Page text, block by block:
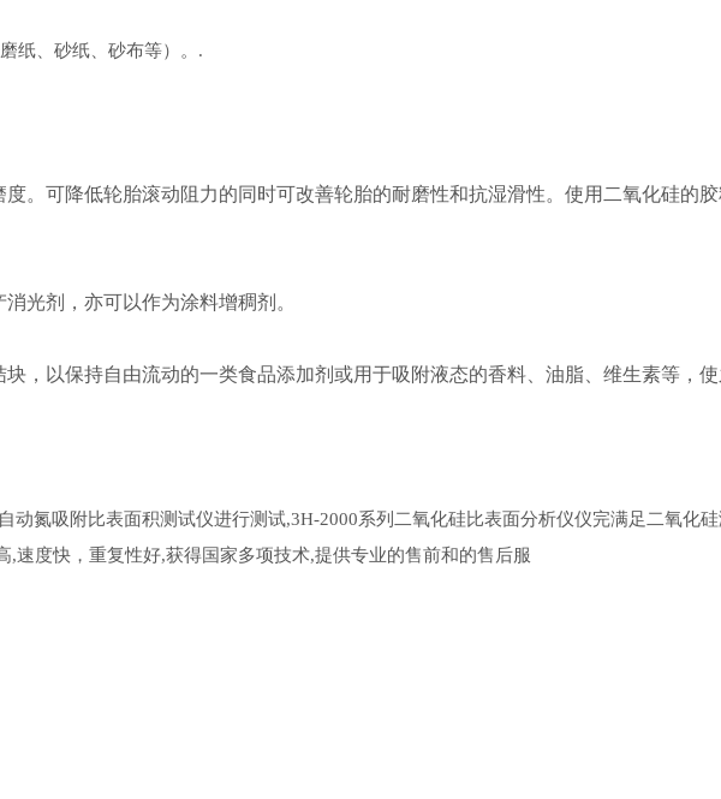
、砂纸、砂布等）。 .
可降低轮胎滚动阻力的同时可改善轮胎的耐磨性和抗湿滑性。使用二氧化硅的
剂，亦可以作为涂料增稠剂。
以保持自由流动的一类食品添加剂或用于吸附液态的香料、油脂、维生素等，
动氮吸附比表面积测试仪进行测试,3H-2000系列二氧化硅比表面分析仪仪完满足二氧化
,速度快，重复性好,获得国家多项技术,提供专业的售前和的售后服